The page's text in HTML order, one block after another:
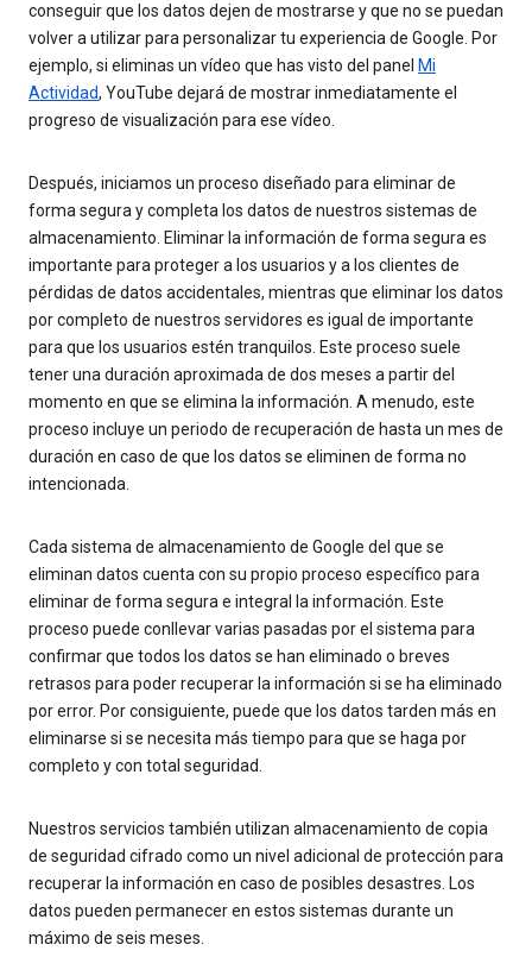
conseguir que los datos dejen de mostrarse y que no se puedan
volver a utilizar para personalizar tu experiencia de Google. Por
ejemplo, si eliminas un vídeo que has visto del panel Mi
Actividad, YouTube dejará de mostrar inmediatamente el
progreso de visualización para ese vídeo.
Después, iniciamos un proceso diseñado para eliminar de
forma segura y completa los datos de nuestros sistemas de
almacenamiento. Eliminar la información de forma segura es
importante para proteger a los usuarios y a los clientes de
pérdidas de datos accidentales, mientras que eliminar los datos
por completo de nuestros servidores es igual de importante
para que los usuarios estén tranquilos. Este proceso suele
tener una duración aproximada de dos meses a partir del
momento en que se elimina la información. A menudo, este
proceso incluye un periodo de recuperación de hasta un mes de
duración en caso de que los datos se eliminen de forma no
intencionada.
Cada sistema de almacenamiento de Google del que se
eliminan datos cuenta con su propio proceso específico para
eliminar de forma segura e integral la información. Este
proceso puede conllevar varias pasadas por el sistema para
confirmar que todos los datos se han eliminado o breves
retrasos para poder recuperar la información si se ha eliminado
por error. Por consiguiente, puede que los datos tarden más en
eliminarse si se necesita más tiempo para que se haga por
completo y con total seguridad.
Nuestros servicios también utilizan almacenamiento de copia
de seguridad cifrado como un nivel adicional de protección para
recuperar la información en caso de posibles desastres. Los
datos pueden permanecer en estos sistemas durante un
máximo de seis meses.